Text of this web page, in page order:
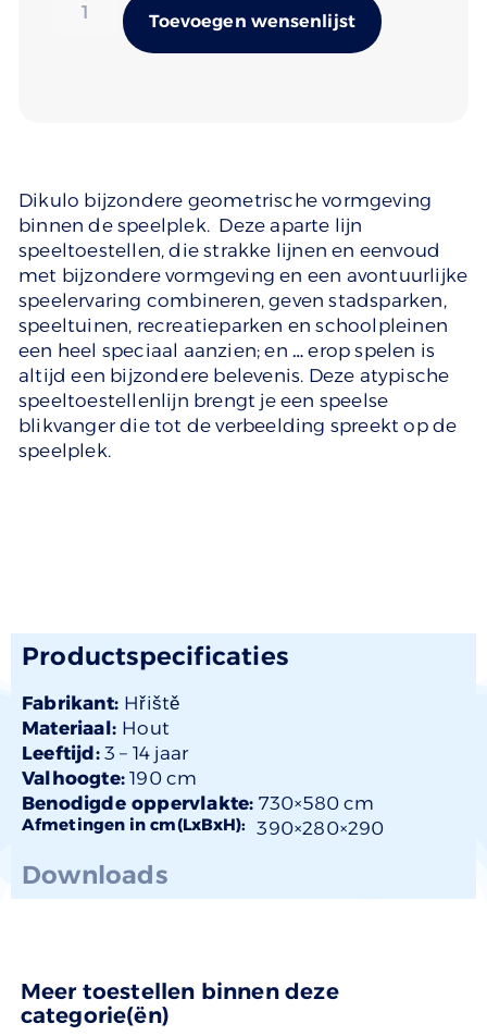
Toevoegen wensenlijst
Dikulo bijzondere geometrische vormgeving
binnen de speelplek. Deze aparte lijn
speeltoestellen, die strakke lijnen en eenvoud
met bijzondere vormgeving en een avontuurlijke
speelervaring combineren, geven stadsparken,
speeltuinen, recreatieparken en schoolpleinen
een heel speciaal aanzien; en … erop spelen is
altijd een bijzondere belevenis. Deze atypische
speeltoestellenlijn brengt je een speelse
blikvanger die tot de verbeelding spreekt op de
speelplek.
Productspecificaties
Fabrikant: Hřiště
Materiaal: Hout
Leeftijd:3 – 14 jaar
Valhoogte: 190 cm
Benodigde oppervlakte: 730×580 cm
Afmetingen in cm(LxBxH): 390×280×290
Downloads
Meer toestellen binnen deze
categorie(ën)